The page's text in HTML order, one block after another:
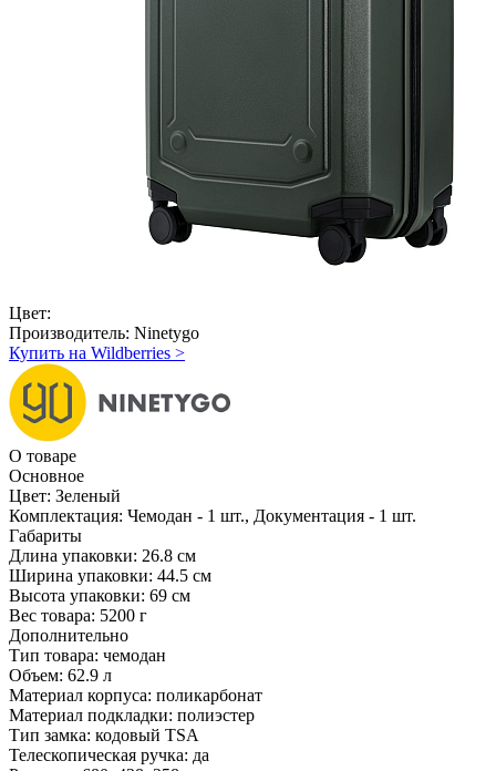
Цвет:
Производитель: Ninetygo
Купить на Wildberries >
О товаре
Основное
Цвет: Зеленый
Комплектация: Чемодан - 1 шт., Документация - 1 шт.
Габариты
Длина упаковки: 26.8 см
Ширина упаковки: 44.5 см
Высота упаковки: 69 см
Вес товара: 5200 г
Дополнительно
Тип товара: чемодан
Объем: 62.9 л
Материал корпуса: поликарбонат
Материал подкладки: полиэстер
Тип замка: кодовый TSA
Телескопическая ручка: да